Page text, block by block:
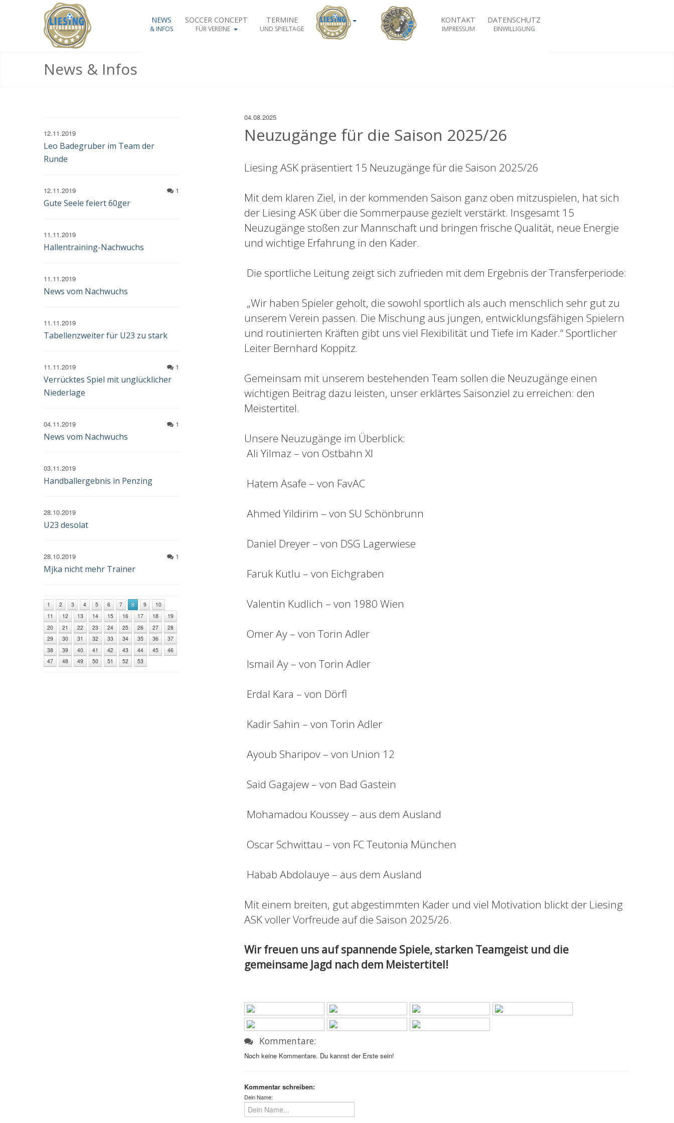
NEWS
& INFOS
SOCCER CONCEPT
FÜR VEREINE
TERMINE
UND SPIELTAGE
KONTAKT
IMPRESSUM
DATENSCHUTZ
EINWILLIGUNG
News & Infos
12.11.2019
Leo Badegruber im Team der
Runde
1
12.11.2019
Gute Seele feiert 60ger
11.11.2019
Hallentraining-Nachwuchs
11.11.2019
News vom Nachwuchs
11.11.2019
Tabellenzweiter für U23 zu stark
1
11.11.2019
Verrücktes Spiel mit unglücklicher
Niederlage
1
04.11.2019
News vom Nachwuchs
03.11.2019
Handballergebnis in Penzing
28.10.2019
U23 desolat
1
28.10.2019
Mjka nicht mehr Trainer
1 2 3 4 5 6 7 8 9
10
11
12 13 14 15 16 17 18
19
20
21 22 23 24 25 26 27
28
29
30 31 32 33 34 35 36
37
38
39 40 41 42 43 44 45
46
47
48 49 50 51 52 53
04.08.2025
Neuzugänge für die Saison 2025/26
Liesing ASK präsentiert 15 Neuzugänge für die Saison 2025/26
Mit dem klaren Ziel, in der kommenden Saison ganz oben mitzuspielen, hat sich
der Liesing ASK über die Sommerpause gezielt verstärkt. Insgesamt 15
Neuzugänge stoßen zur Mannschaft und bringen frische Qualität, neue Energie
und wichtige Erfahrung in den Kader.
Die sportliche Leitung zeigt sich zufrieden mit dem Ergebnis der Transferperiode:
„Wir haben Spieler geholt, die sowohl sportlich als auch menschlich sehr gut zu
unserem Verein passen. Die Mischung aus jungen, entwicklungsfähigen Spielern
und routinierten Kräften gibt uns viel Flexibilität und Tiefe im Kader.“ Sportlicher
Leiter Bernhard Koppitz.
Gemeinsam mit unserem bestehenden Team sollen die Neuzugänge einen
wichtigen Beitrag dazu leisten, unser erklärtes Saisonziel zu erreichen: den
Meistertitel.
Unsere Neuzugänge im Überblick:
Ali Yilmaz – von Ostbahn XI
Hatem Asafe – von FavAC
Ahmed Yildirim – von SU Schönbrunn
Daniel Dreyer – von DSG Lagerwiese
Faruk Kutlu – von Eichgraben
Valentin Kudlich – von 1980 Wien
Omer Ay – von Torin Adler
Ismail Ay – von Torin Adler
Erdal Kara – von Dörfl
Kadir Sahin – von Torin Adler
Ayoub Sharipov – von Union 12
Said Gagajew – von Bad Gastein
Mohamadou Koussey – aus dem Ausland
Oscar Schwittau – von FC Teutonia München
Habab Abdolauye – aus dem Ausland
Mit einem breiten, gut abgestimmten Kader und viel Motivation blickt der Liesing
ASK voller Vorfreude auf die Saison 2025/26.
Wir freuen uns auf spannende Spiele, starken Teamgeist und die
gemeinsame Jagd nach dem Meistertitel!
Kommentare:
Noch keine Kommentare. Du kannst der Erste sein!
Kommentar schreiben:
Dein Name: